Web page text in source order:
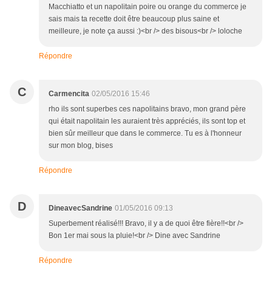
Macchiatto et un napolitain poire ou orange du commerce je
sais mais ta recette doit être beaucoup plus saine et
meilleure, je note ça aussi :)<br /> des bisous<br /> loloche
Répondre
C Carmencita 02/05/2016 15:46
rho ils sont superbes ces napolitains bravo, mon grand père
qui était napolitain les auraient très appréciés, ils sont top et
bien sûr meilleur que dans le commerce. Tu es à l'honneur
sur mon blog, bises
Répondre
D DineavecSandrine 01/05/2016 09:13
Superbement réalisé!!! Bravo, il y a de quoi être fière!!<br />
Bon 1er mai sous la pluie!<br /> Dine avec Sandrine
Répondre